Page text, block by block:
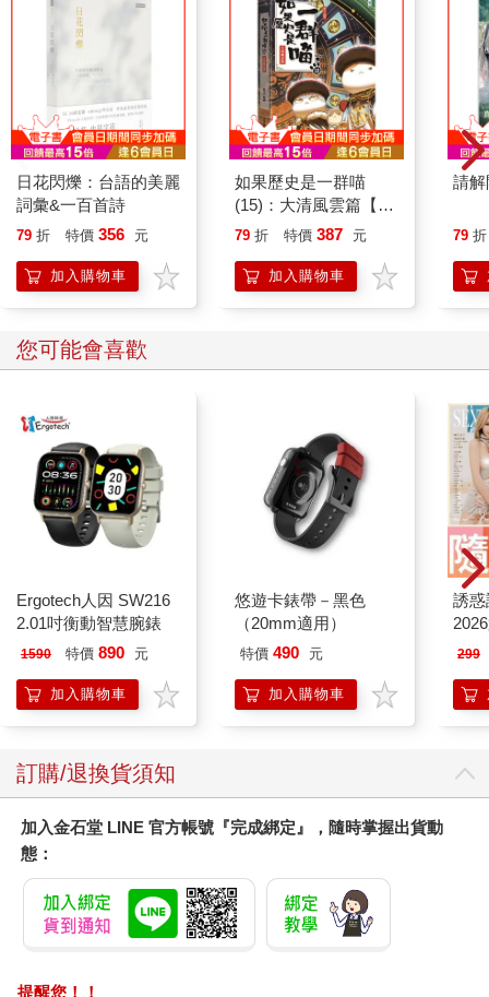
日花閃爍：台語的美麗
詞彙&一百首詩
79 折 特價 356 元
加入購物車
如果歷史是一群喵
(15)：大清風雲篇【萌
貓漫畫學歷史】
79 折 特價 387 元
加入購物車
請解
79 折
其他人也看
X尋寶探險隊55 巨木森
林：葡萄牙．波東家
族．祕寶
79 折 特價 237 元
加入購物車
哈利波特(8)：被詛咒
的孩子【最終收藏版】
79 折 特價 379
加入購物車
腦
冒險
79 折
您可能也需要